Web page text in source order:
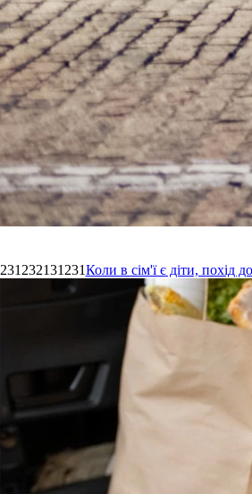
231232131231Коли в сім'ї є діти,